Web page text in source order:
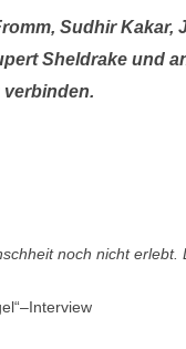
Sudhir Kakar,
Sheldrake und
verbinden.
noch nicht